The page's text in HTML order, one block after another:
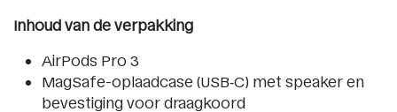
Inhoud van de verpakking
AirPods Pro 3
MagSafe-oplaadcase (USB‐C) met speaker en
bevestiging voor draagkoord